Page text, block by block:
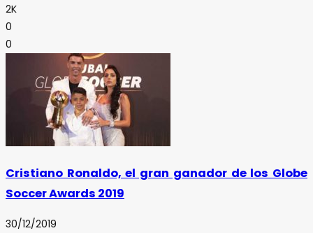
2K
0
0
Cristiano Ronaldo, el gran ganador de los Globe
Soccer Awards 2019
30/12/2019